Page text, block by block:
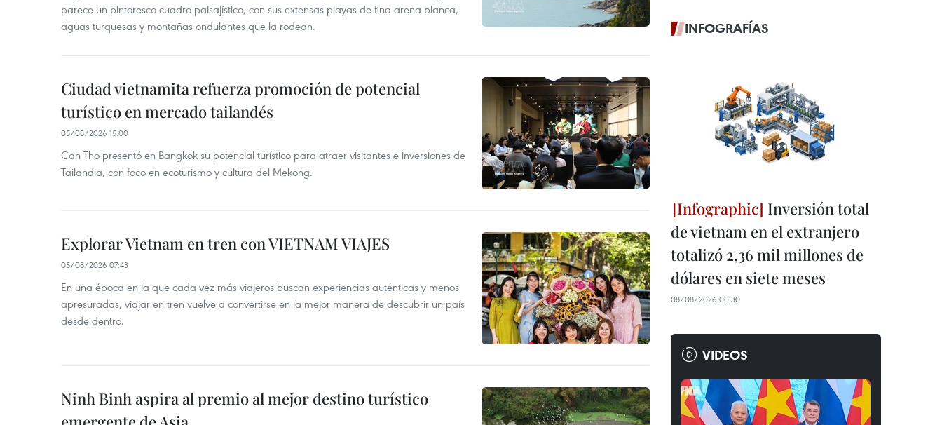
parece un pintoresco cuadro paisajístico, con sus extensas playas de fina arena blanca,
aguas turquesas y montañas ondulantes que la rodean.
Ciudad vietnamita refuerza promoción de potencial
turístico en mercado tailandés
05/08/2026 15:00
Can Tho presentó en Bangkok su potencial turístico para atraer visitantes e inversiones de
Tailandia, con foco en ecoturismo y cultura del Mekong.
Explorar Vietnam en tren con VIETNAM VIAJES
05/08/2026 07:43
En una época en la que cada vez más viajeros buscan experiencias auténticas y menos
apresuradas, viajar en tren vuelve a convertirse en la mejor manera de descubrir un país
desde dentro.
Ninh Binh aspira al premio al mejor destino turístico
INFOGRAFÍAS
Inversión total
de vietnam en el extranjero
totalizó 2,36 mil millones de
dólares en siete meses
08/08/2026 00:30
VIDEOS